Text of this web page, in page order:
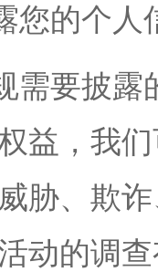
您的个
需要披
益，我
胁、欺
动的调